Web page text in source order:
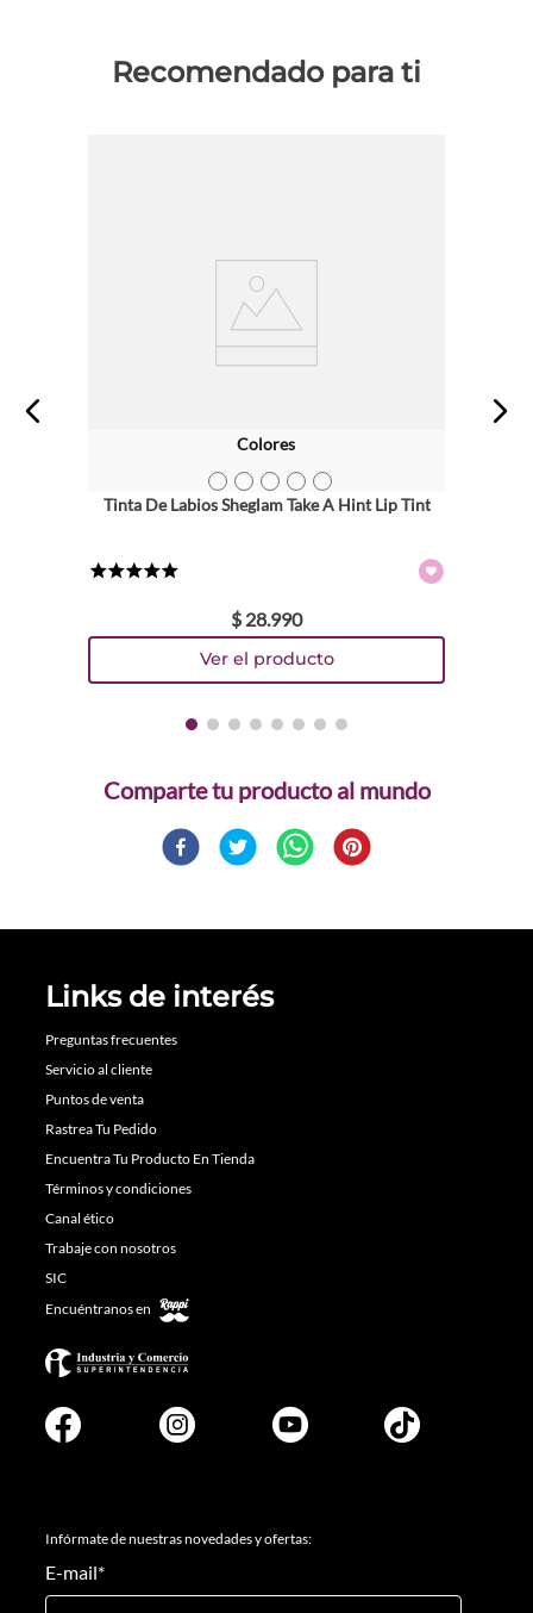
Recomendado para ti
Colores
Tinta De Labios Sheglam Take A Hint Lip Tint
$ 28.990
Comparte
Links de interés
Preguntas frecuentes
Servicio al cliente
Puntos de venta
Rastrea Tu Pedido
Encuentra Tu Producto En Tienda
Términos y condiciones
Canal ético
Trabaje con nosotros
SIC
Encuéntranos en
Infórmate de nuestras novedades y ofertas:
E-mail*